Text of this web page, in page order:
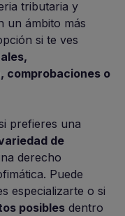
tributaria y
un ámbito más
si te ves
comprobaciones o
prefieres una
de
derecho
Puede
especializarte o si
posibles dentro